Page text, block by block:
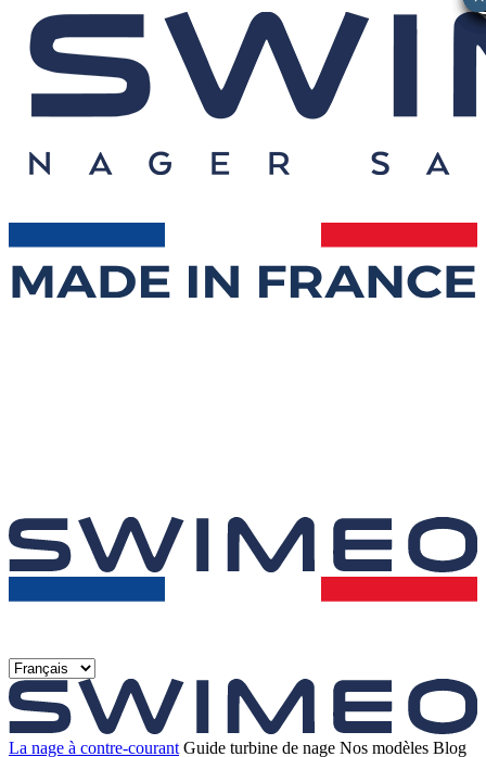
La nage à contre-courant Guide turbine de nage Nos modèles Blog